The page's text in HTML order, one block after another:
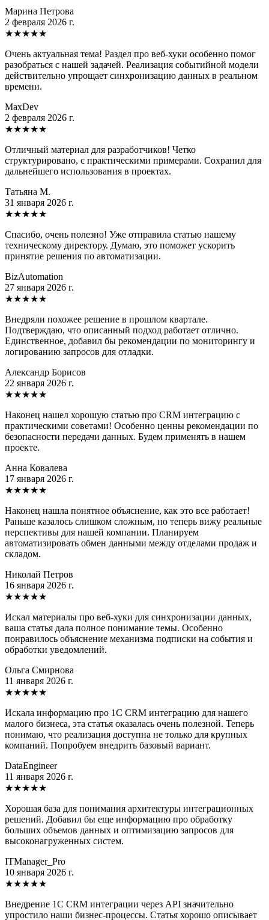
Марина Петрова
2 февраля 2026 г.
★★★★★
Очень актуальная тема! Раздел про веб-хуки особенно помог
разобраться с нашей задачей. Реализация событийной модели
действительно упрощает синхронизацию данных в реальном
времени.
MaxDev
2 февраля 2026 г.
★★★★★
Отличный материал для разработчиков! Четко
структурировано, с практическими примерами. Сохранил для
дальнейшего использования в проектах.
Татьяна М.
31 января 2026 г.
★★★★★
Спасибо, очень полезно! Уже отправила статью нашему
техническому директору. Думаю, это поможет ускорить
принятие решения по автоматизации.
BizAutomation
27 января 2026 г.
★★★★★
Внедряли похожее решение в прошлом квартале.
Подтверждаю, что описанный подход работает отлично.
Единственное, добавил бы рекомендации по мониторингу и
логированию запросов для отладки.
Александр Борисов
22 января 2026 г.
★★★★★
Наконец нашел хорошую статью про CRM интеграцию с
практическими советами! Особенно ценны рекомендации по
безопасности передачи данных. Будем применять в нашем
проекте.
Анна Ковалева
17 января 2026 г.
★★★★★
Наконец нашла понятное объяснение, как это все работает!
Раньше казалось слишком сложным, но теперь вижу реальные
перспективы для нашей компании. Планируем
автоматизировать обмен данными между отделами продаж и
складом.
Николай Петров
16 января 2026 г.
★★★★★
Искал материалы про веб-хуки для синхронизации данных,
ваша статья дала полное понимание темы. Особенно
понравилось объяснение механизма подписки на события и
обработки уведомлений.
Ольга Смирнова
11 января 2026 г.
★★★★★
Искала информацию про 1С CRM интеграцию для нашего
малого бизнеса, эта статья оказалась очень полезной. Теперь
понимаю, что реализация доступна не только для крупных
компаний. Попробуем внедрить базовый вариант.
DataEngineer
11 января 2026 г.
★★★★★
Хорошая база для понимания архитектуры интеграционных
решений. Добавил бы еще информацию про обработку
больших объемов данных и оптимизацию запросов для
высоконагруженных систем.
ITManager_Pro
10 января 2026 г.
★★★★★
Внедрение 1С CRM интеграции через API значительно
упростило наши бизнес-процессы. Статья хорошо описывает